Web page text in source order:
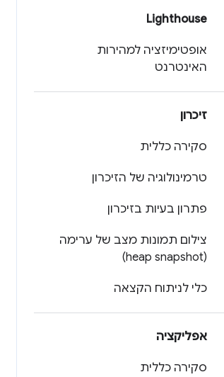
Lighthouse
אופטימיזציה למהירות
האינטרנט
זיכרון
סקירה כללית
טרמינולוגיה של הזיכרון
פתרון בעיות בזיכרון
צילום תמונות מצב של ערימה
(heap snapshot)
כלי לניתוח הקצאה
אפליקציה
סקירה כללית